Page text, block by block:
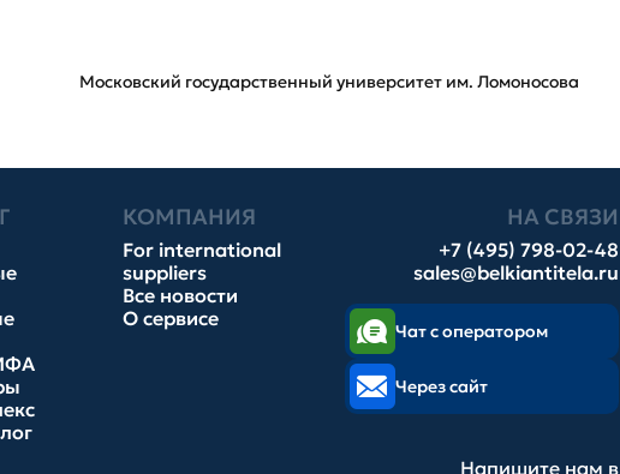
Московский государственный университет им. Ломоносова
КОМПАНИЯ
For international
suppliers
Все новости
О сервисе
НА СВЯЗИ
+7 (495) 798-02-48
sales@belkiantitela.ru
Чат с оператором
Через сайт
Напишите нам в